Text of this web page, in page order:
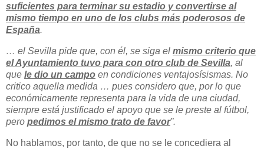
suficientes para terminar su estadio y convertirse al
mismo tiempo en uno de los clubs más poderosos de
España.
… el Sevilla pide que, con él, se siga el mismo criterio que
el Ayuntamiento tuvo para con otro club de Sevilla, al
que le dio un campo en condiciones ventajosísismas. No
critico aquella medida … pues considero que, por lo que
económicamente representa para la vida de una ciudad,
siempre está justificado el apoyo que se le preste al fútbol,
pero pedimos el mismo trato de favor”.
No hablamos, por tanto, de que no se le concediera al